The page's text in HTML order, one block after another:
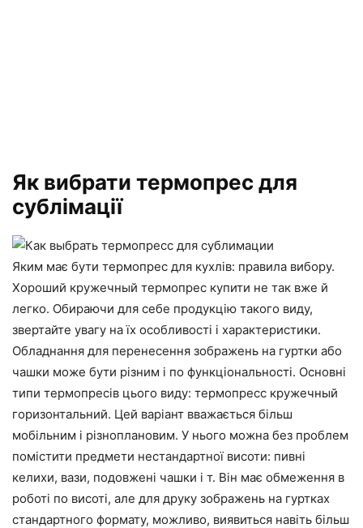
Як вибрати термопрес для
сублімації
Яким має бути термопрес для кухлів: правила вибору.
Хороший кружечный термопрес купити не так вже й
легко. Обираючи для себе продукцію такого виду,
звертайте увагу на їх особливості і характеристики.
Обладнання для перенесення зображень на гуртки або
чашки може бути різним і по функціональності. Основні
типи термопресів цього виду: термопресс кружечный
горизонтальний. Цей варіант вважається більш
мобільним і різноплановим. У нього можна без проблем
помістити предмети нестандартної висоти: пивні
келихи, вази, подовжені чашки і т. Він має обмеження в
роботі по висоті, але для друку зображень на гуртках
стандартного формату, можливо, виявиться навіть більш